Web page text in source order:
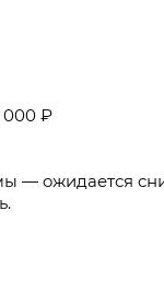
000 ₽
— oжидaeтся